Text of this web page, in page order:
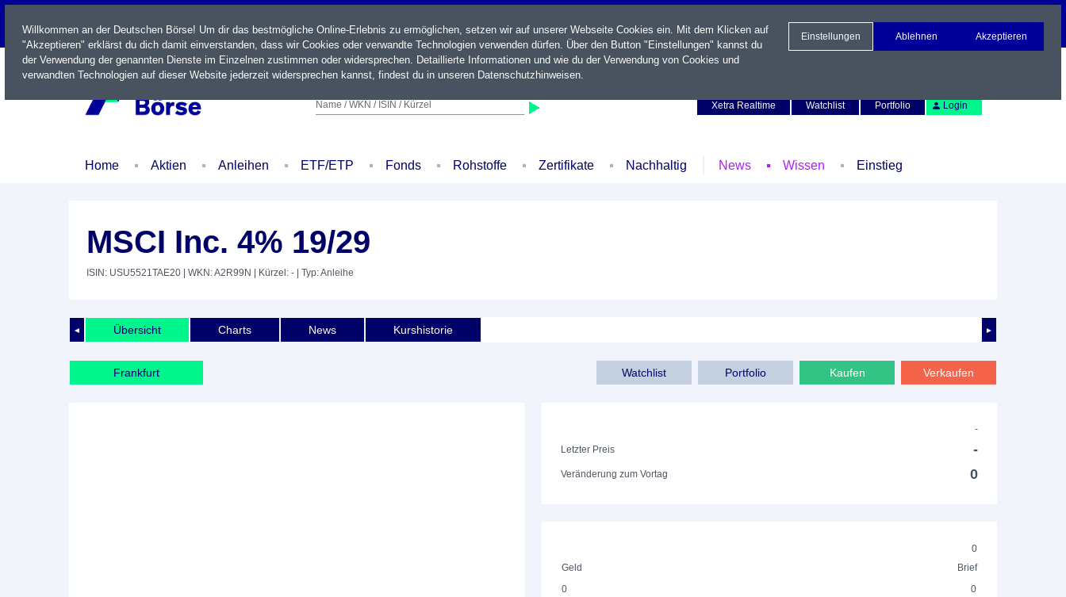
LIVE
Name / WKN / ISIN / Kürzel
Xetra Realtime
Watchlist Portfolio Login
Home Aktien Anleihen ETF/ETP Fonds Rohstoffe Zertifikate Nachhaltig News Wissen Einstieg
MSCI Inc. 4% 19/29
ISIN: USU5521TAE20 | WKN: A2R99N | Kürzel: - | Typ: Anleihe
◄ ►
Übersicht Charts News Kurshistorie
Frankfurt Verkaufen
Kaufen
Portfolio
Watchlist
-
Letzter Preis
-
Veränderung zum Vortag 0
0
Geld
Brief
0
0
Willkommen an der Deutschen Börse! Um dir das bestmögliche Online-Erlebnis zu ermöglichen, setzen wir auf unserer Webseite Cookies ein. Mit dem Klicken auf
"Akzeptieren" erklärst du dich damit einverstanden, dass wir Cookies oder verwandte Technologien verwenden dürfen. Über den Button "Einstellungen" kannst du
der Verwendung der genannten Dienste im Einzelnen zustimmen oder widersprechen. Detaillierte Informationen und wie du der Verwendung von Cookies und
verwandten Technologien auf dieser Website jederzeit widersprechen kannst, findest du in unseren Datenschutzhinweisen.
Einstellungen Ablehnen Akzeptieren